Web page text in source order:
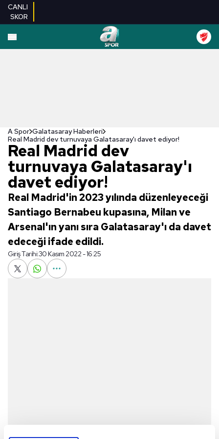
CANLI
SKOR
A Spor Galatasaray Haberleri
Real Madrid dev turnuvaya Galatasaray'ı davet ediyor!
Real Madrid dev
turnuvaya Galatasaray'ı
davet ediyor!
Real Madrid'in 2023 yılında düzenleyeceği
Santiago Bernabeu kupasına, Milan ve
Arsenal'ın yanı sıra Galatasaray'ı da davet
edeceği ifade edildi.
Giriş Tarihi:30 Kasım 2022 - 16:25